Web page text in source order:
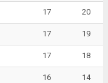
17 20
17 19
17 18
16 14